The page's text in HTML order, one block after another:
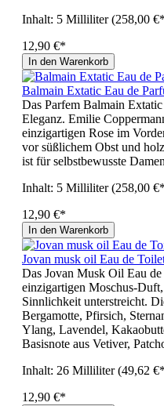
Inhalt: 5 Milliliter(258,00
12,90 €*
In den Warenkorb
Balmain Extatic Eau de
Das Parfem Balmain
Eleganz. Emilie
einzigartigen Rose im
vor süßlichem Obst und
ist für selbstbewusste
Inhalt: 5 Milliliter(258,00
12,90 €*
In den Warenkorb
Jovan musk oil Eau de
Das Jovan Musk Oil Eau
einzigartigen Moschus-
Sinnlichkeit unterstreicht.
Bergamotte, Pfirsich,
Ylang, Lavendel,
Basisnote aus Vetiver,
Inhalt: 26 Milliliter(49,62
12,90 €*